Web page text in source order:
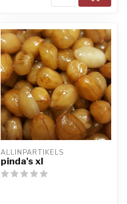
ALLINPARTIKELS
pinda's xl